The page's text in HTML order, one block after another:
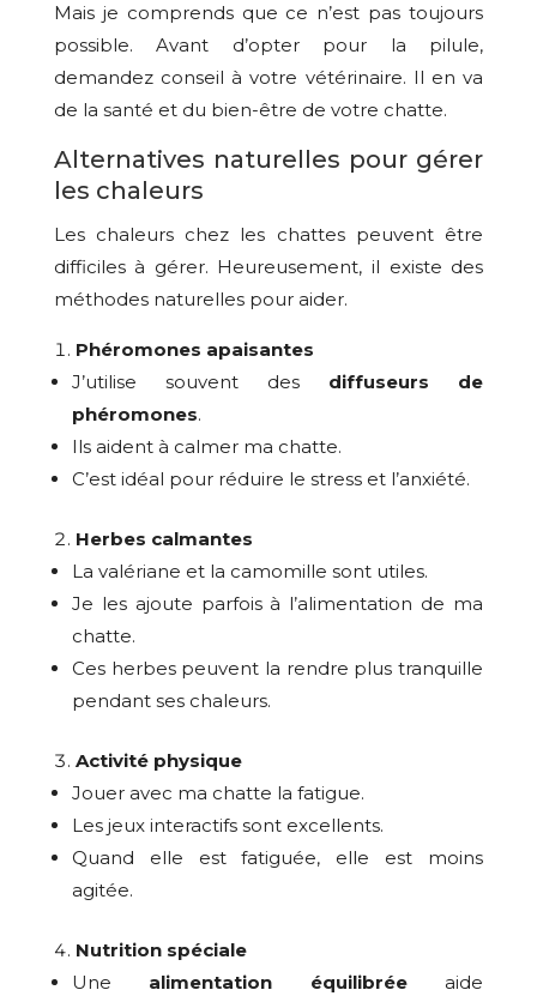
Mais je comprends que ce n’est pas toujours
possible. Avant d’opter pour la pilule,
demandez conseil à votre vétérinaire. Il en va
de la santé et du bien-être de votre chatte.
Alternatives naturelles pour gérer
les chaleurs
Les chaleurs chez les chattes peuvent être
difficiles à gérer. Heureusement, il existe des
méthodes naturelles pour aider.
Phéromones apaisantes
J’utilise souvent des diffuseurs de
phéromones.
Ils aident à calmer ma chatte.
C’est idéal pour réduire le stress et l’anxiété.
Herbes calmantes
La valériane et la camomille sont utiles.
Je les ajoute parfois à l’alimentation de ma
chatte.
Ces herbes peuvent la rendre plus tranquille
pendant ses chaleurs.
Activité physique
Jouer avec ma chatte la fatigue.
Les jeux interactifs sont excellents.
Quand elle est fatiguée, elle est moins
agitée.
Nutrition spéciale
Une alimentation équilibréeaide